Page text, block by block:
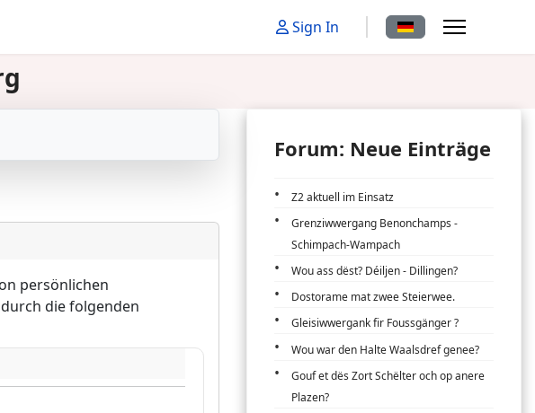
Sign In Sprache auswählen
persönlichen
die folgenden
Forum: Neue Einträge
Z2 aktuell im Einsatz
Grenziwwergang Benonchamps -
Schimpach-Wampach
Wou ass dëst? Déiljen - Dillingen?
Dostorame mat zwee Steierwee.
Gleisiwwergank fir Foussgänger ?
Wou war den Halte Waalsdref genee?
Gouf et dës Zort Schëlter och op anere
Plazen?